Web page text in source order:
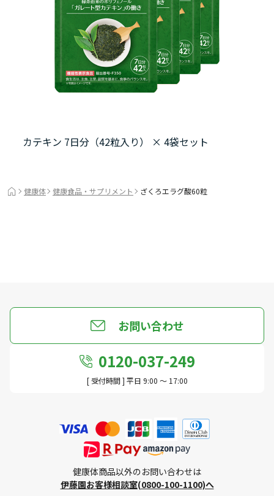
カテキン 7日分（42粒入り） × 4袋セット
健康体 健康食品・サプリメント ざくろエラグ酸60粒
お問い合わせ
0120-037-249
[ 受付時間 ] 平日 9:00 ～ 17:00
健康体商品以外のお問い合わせは
伊藤園お客様相談室(0800-100-1100)へ